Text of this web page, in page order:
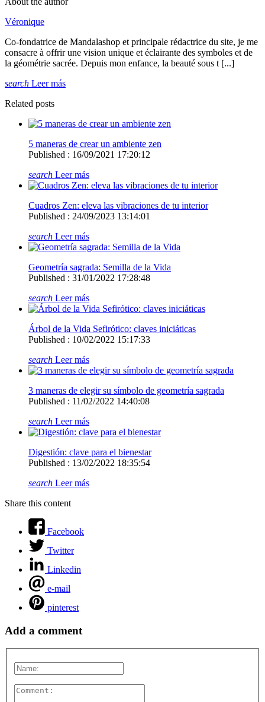
Véronique
Co-fondatrice de Mandalashop et principale rédactrice du site, je me
consacre à offrir une vision unique et éclairante des symboles et de
la géométrie sacrée. Depuis mon enfance, la beauté sous t [...]
search Leer más
Related posts
5 maneras de crear un ambiente zen
Published : 16/09/2021 17:20:12
search Leer más
Cuadros Zen: eleva las vibraciones de tu interior
Published : 24/09/2023 13:14:01
search Leer más
Geometría sagrada: Semilla de la Vida
Published : 31/01/2022 17:28:48
search Leer más
Árbol de la Vida Sefirótico: claves iniciáticas
Published : 10/02/2022 15:17:33
search Leer más
3 maneras de elegir su símbolo de geometría sagrada
Published : 11/02/2022 14:40:08
search Leer más
Digestión: clave para el bienestar
Published : 13/02/2022 18:35:54
search Leer más
Share this content
Facebook
Twitter
Linkedin
e-mail
pinterest
Add a comment